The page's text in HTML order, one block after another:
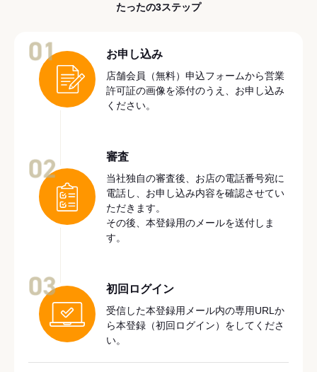
たったの3ステップ
お申し込み
店舗会員（無料）申込フォームから営業
許可証の画像を添付のうえ、お申し込み
ください。
審査
当社独自の審査後、お店の電話番号宛に
電話し、お申し込み内容を確認させてい
ただきます。
その後、本登録用のメールを送付しま
す。
初回ログイン
受信した本登録用メール内の専用URLか
ら本登録（初回ログイン）をしてくださ
い。